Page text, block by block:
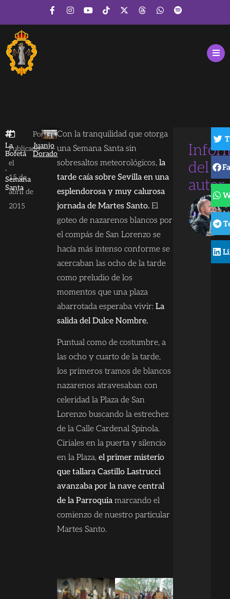
La
Bofetá
,
Semana
Santa
Publicado
el
15 de
abril de
2015
Por
Juanjo
Dorado
Con la tranquilidad que otorga
una Semana Santa sin
sobresaltos meteorológicos,la
tarde caía sobre Sevilla en una
esplendorosa y muy calurosa
jornada de Martes Santo. El
goteo de nazarenos blancos por
el compás de San Lorenzo se
hacía más intenso conforme se
acercaban las ocho de la tarde
como preludio de los
momentos que una plaza
abarrotada esperaba vivir:La
salida del Dulce Nombre.
Puntual como de costumbre, a
las ocho y cuarto de la tarde,
los primeros tramos de blancos
nazarenos atravesaban con
celeridad la Plaza de San
Lorenzo buscando la estrechez
de la Calle Cardenal Spínola.
Ciriales en la puerta y silencio
en la Plaza,el primer misterio
que tallara Castillo Lastrucci
avanzaba por la nave central
de la Parroquia marcando el
comienzo de nuestro particular
Martes Santo.
del
autor